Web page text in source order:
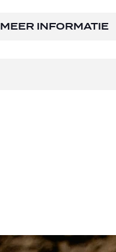
MEER INFORMATIE